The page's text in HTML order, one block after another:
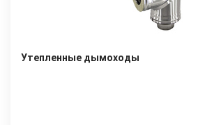
Утепленные дымоходы